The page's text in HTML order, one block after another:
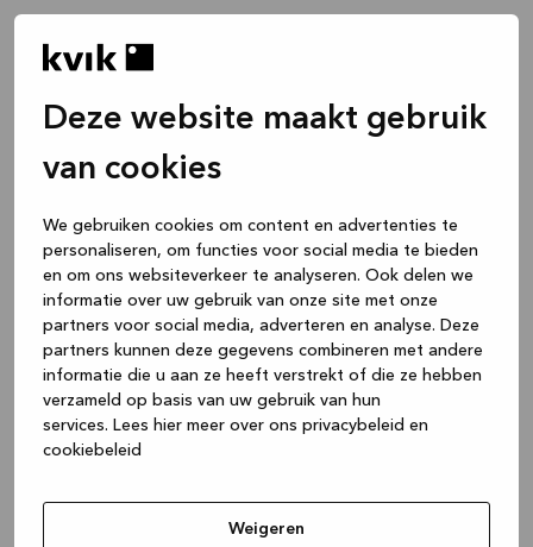
Deze website maakt gebruik
van cookies
We gebruiken cookies om content en advertenties te
personaliseren, om functies voor social media te bieden
en om ons websiteverkeer te analyseren. Ook delen we
informatie over uw gebruik van onze site met onze
partners voor social media, adverteren en analyse. Deze
partners kunnen deze gegevens combineren met andere
informatie die u aan ze heeft verstrekt of die ze hebben
verzameld op basis van uw gebruik van hun
services. Lees hier meer over ons privacybeleid en
cookiebeleid
Weigeren
(see the browser console for more